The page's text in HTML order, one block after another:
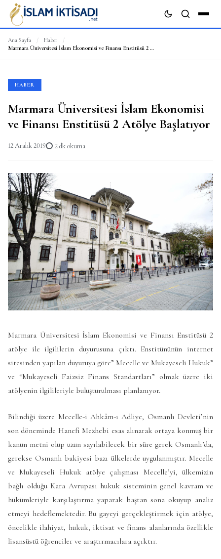
ARA
Ana Sayfa / Haber
/
Marmara Üniversitesi İslam Ekonomisi ve Finansı Enstitüsü 2 Atölye Başlatıyor
HABER
Marmara Üniversitesi İslam Ekonomisi
ve Finansı Enstitüsü 2 Atölye Başlatıyor
12 Aralık 2019 2 dk okuma
Marmara Üniversitesi İslam Ekonomisi ve Finansı Enstitüsü 2
atölye ile ilgililerin duyurusuna çıktı. Enstitününün internet
sitesinden yapılan duyuruya göre” Mecelle ve Mukayeseli Hukuk”
ve “Mukayeseli Faizsiz Finans Standartları” olmak üzere iki
atölyenin ilgilileriyle buluşturulması planlanıyor.
Bilindiği üzere Mecelle-i Ahkâm-ı Adliye, Osmanlı Devleti’nin
son döneminde Hanefi Mezhebi esas alınarak ortaya konmuş bir
kanun metni olup uzun sayılabilecek bir süre gerek Osmanlı’da,
gerekse Osmanlı bakiyesi bazı ülkelerde uygulanmıştır. Mecelle
ve Mukayeseli Hukuk atölye çalışması Mecelle’yi, ülkemizin
bağlı olduğu Kara Avrupası hukuk sisteminin genel kavram ve
hükümleriyle karşılaştırma yaparak baştan sona okuyup analiz
etmeyi hedeflemektedir. Bu gayeyi gerçekleştirmek için atölye,
öncelikle ilahiyat, hukuk, iktisat ve finans alanlarında özellikle
lisansüstü öğrenciler ve araştırmacılara açıktır.